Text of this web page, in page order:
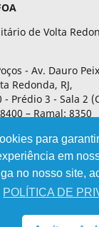
para
em
no nosso site,
POLÍTICA DE
de Volta
- Av. Dauro
Redonda, RJ,
- Prédio 3 - Sala 2
– Ramal: 8350